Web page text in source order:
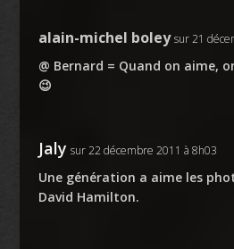
alain-michel boley sur 21
@ Bernard = Quand on aime,
😉
Jaly sur 22 décembre 2011 à 8h03
Une génération a aime les
David Hamilton.